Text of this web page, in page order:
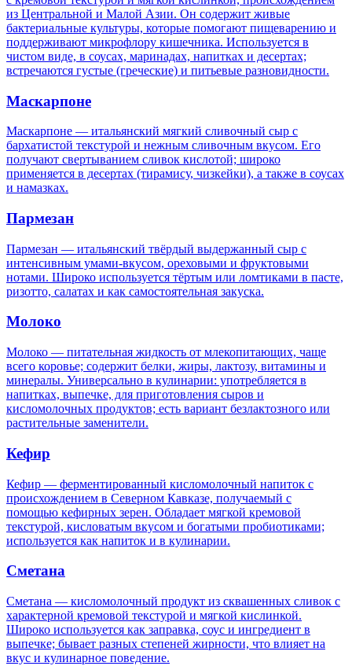
из Центральной и Малой Азии. Он содержит живые
бактериальные культуры, которые помогают пищеварению и
поддерживают микрофлору кишечника. Используется в
чистом виде, в соусах, маринадах, напитках и десертах;
встречаются густые (греческие) и питьевые разновидности.
Маскарпоне
Маскарпоне — итальянский мягкий сливочный сыр с
бархатистой текстурой и нежным сливочным вкусом. Его
получают свертыванием сливок кислотой; широко
применяется в десертах (тирамису, чизкейки), а также в соусах
и намазках.
Пармезан
Пармезан — итальянский твёрдый выдержанный сыр с
интенсивным умами-вкусом, ореховыми и фруктовыми
нотами. Широко используется тёртым или ломтиками в пасте,
ризотто, салатах и как самостоятельная закуска.
Молоко
Молоко — питательная жидкость от млекопитающих, чаще
всего коровье; содержит белки, жиры, лактозу, витамины и
минералы. Универсально в кулинарии: употребляется в
напитках, выпечке, для приготовления сыров и
кисломолочных продуктов; есть вариант безлактозного или
растительные заменители.
Кефир
Кефир — ферментированный кисломолочный напиток с
происхождением в Северном Кавказе, получаемый с
помощью кефирных зерен. Обладает мягкой кремовой
текстурой, кисловатым вкусом и богатыми пробиотиками;
используется как напиток и в кулинарии.
Сметана
Сметана — кисломолочный продукт из сквашенных сливок с
характерной кремовой текстурой и мягкой кислинкой.
Широко используется как заправка, соус и ингредиент в
выпечке; бывает разных степеней жирности, что влияет на
вкус и кулинарное поведение.